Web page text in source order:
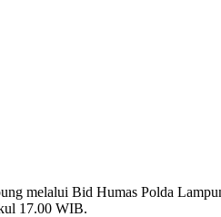
melalui Bid Humas Polda
17.00 WIB.